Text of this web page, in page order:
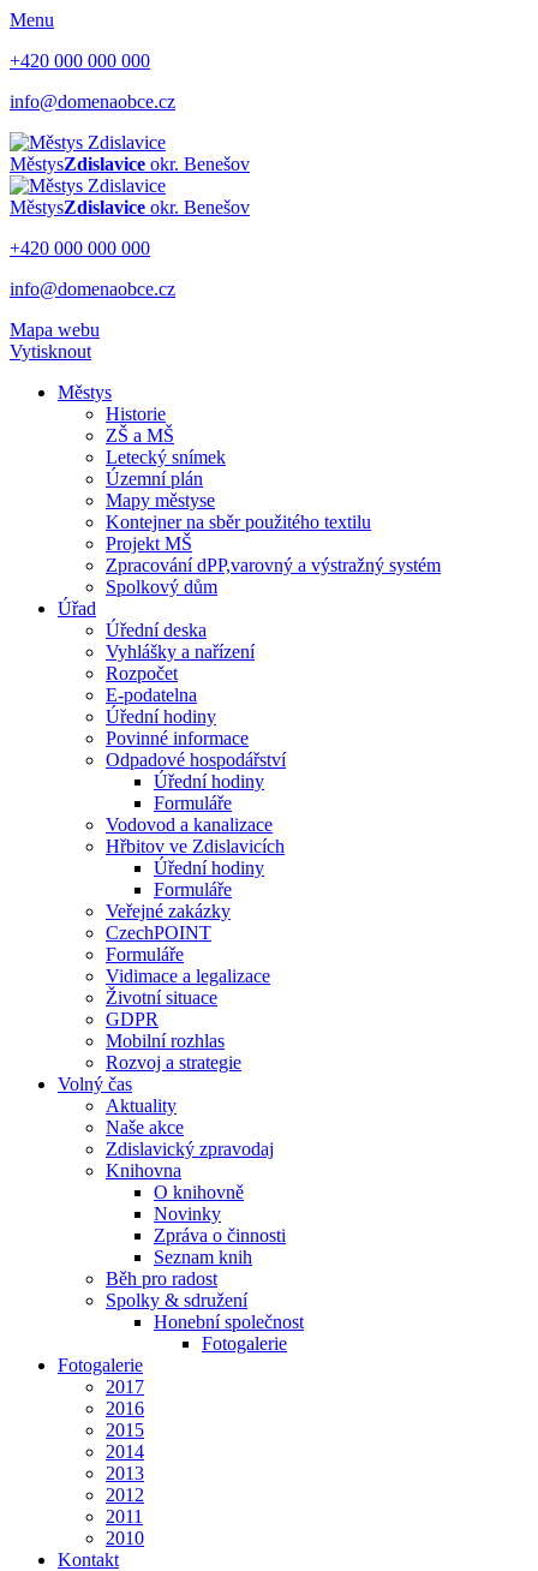
Menu
+420 000 000 000
info@domenaobce.cz
MěstysZdislavice okr. Benešov
MěstysZdislavice okr. Benešov
+420 000 000 000
info@domenaobce.cz
Mapa webu
Vytisknout
Městys
Historie
ZŠ a MŠ
Letecký snímek
Územní plán
Mapy městyse
Kontejner na sběr použitého textilu
Projekt MŠ
Zpracování dPP,varovný a výstražný systém
Spolkový dům
Úřad
Úřední deska
Vyhlášky a nařízení
Rozpočet
E-podatelna
Úřední hodiny
Povinné informace
Odpadové hospodářství
Úřední hodiny
Formuláře
Vodovod a kanalizace
Hřbitov ve Zdislavicích
Úřední hodiny
Formuláře
Veřejné zakázky
CzechPOINT
Formuláře
Vidimace a legalizace
Životní situace
GDPR
Mobilní rozhlas
Rozvoj a strategie
Volný čas
Aktuality
Naše akce
Zdislavický zpravodaj
Knihovna
O knihovně
Novinky
Zpráva o činnosti
Seznam knih
Běh pro radost
Spolky & sdružení
Honební společnost
Fotogalerie
Fotogalerie
2017
2016
2015
2014
2013
2012
2011
2010
Kontakt